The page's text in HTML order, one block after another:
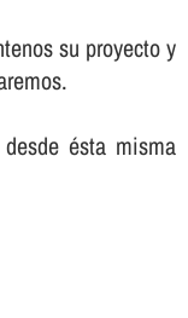
su proyecto y
ésta misma